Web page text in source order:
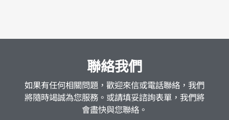
聯絡我們
如果有任何相關問題，歡迎來信或電話聯絡，我們
將隨時竭誠為您服務。或請填妥諮詢表單，我們將
會盡快與您聯絡。